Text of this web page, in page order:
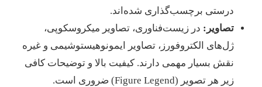
درستی برچسب‌گذاری شده‌اند.
تصاویر:در زیست‌فناوری، تصاویر میکروسکوپی،
ژل‌های الکتروفورز، تصاویر ایمونوهیستوشیمی و غیره
نقش بسیار مهمی دارند. کیفیت بالا و توضیحات کافی
زیر هر تصویر (Figure Legend) ضروری است.